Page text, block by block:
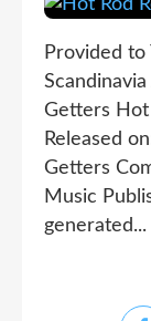
Provided to
Getters Hot
Released
Getters
Music
generated...